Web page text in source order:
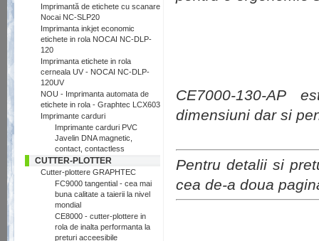
Imprimantă de etichete cu scanare
Nocai NC-SLP20
Imprimanta inkjet economic
etichete in rola NOCAI NC-DLP-
120
Imprimanta etichete in rola
cerneala UV - NOCAI NC-DLP-
120UV
NOU - Imprimanta automata de
etichete in rola - Graphtec LCX603
Imprimante carduri
Imprimante carduri PVC
Javelin DNA magnetic,
contact, contactless
CUTTER-PLOTTER
Cutter-plottere GRAPHTEC
FC9000 tangential - cea mai
buna calitate a taierii la nivel
mondial
CE8000 - cutter-plottere in
rola de inalta performanta la
preturi acceesibile
CE7000-130-AP
dimensiuni dar si
Pentru detalii si
cea de-a doua